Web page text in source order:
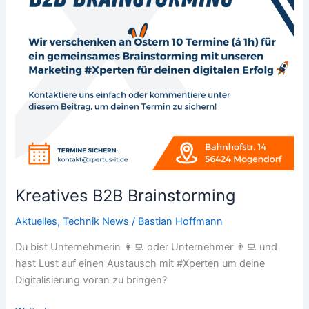
Kreatives B2B Brainstorming
Aktuelles,Technik News / Bastian Hoffmann
Du bist Unternehmerin 👩‍💻 oder Unternehmer 👨‍💻 und
hast Lust auf einen Austausch mit #Xperten um deine
Digitalisierung voran zu bringen?